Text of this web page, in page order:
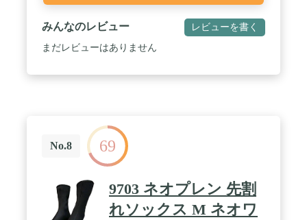
みんなのレビュー レビューを書く
まだレビューはありません
No.8 69
9703 ネオプレン 先割
れソックス M ネオワ